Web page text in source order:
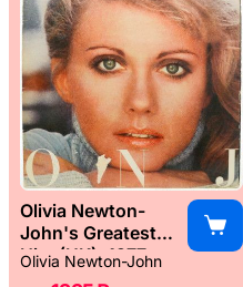
Olivia Newton-
John's Greatest
Hits (UK), 1977
Olivia Newton-John